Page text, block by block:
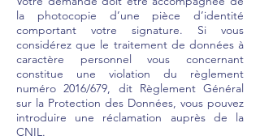
la photocopie d’une pièce d’identité
comportant votre signature. Si vous
considérez que le traitement de données à
caractère personnel vous concernant
constitue une violation du règlement
numéro 2016/679, dit Règlement Général
sur la Protection des Données, vous pouvez
introduire une réclamation auprès de la
CNIL.